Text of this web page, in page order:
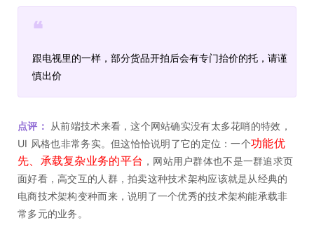
❝
跟电视里的一样，部分货品开拍后会有专门抬价的托，请谨
慎出价
点评：
从前端技术来看，这个网站确实没有太多花哨的特效，
UI 风格也非常务实。但这恰恰说明了它的定位：一个功能优
先、承载复杂业务的平台 ，网站用户群体也不是一群追求页
面好看，高交互的人群，拍卖这种技术架构应该就是从经典的
电商技术架构变种而来，说明了一个优秀的技术架构能承载非
常多元的业务。